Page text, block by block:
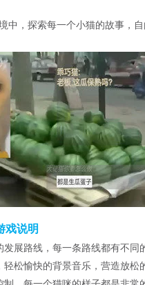
中，探索每一个小猫的故事，
戏说明
展路线，每一条路线都有不同
松愉快的背景音乐，营造放松